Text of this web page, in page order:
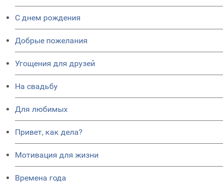
C днем рождения
Добрые пожелания
Угощения для друзей
На свадьбу
Для любимых
Привет, как дела?
Мотивация для жизни
Времена года